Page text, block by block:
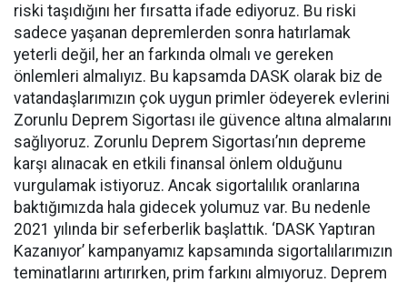
riski taşıdığını her fırsatta ifade ediyoruz. Bu riski
sadece yaşanan depremlerden sonra hatırlamak
yeterli değil, her an farkında olmalı ve gereken
önlemleri almalıyız. Bu kapsamda DASK olarak biz de
vatandaşlarımızın çok uygun primler ödeyerek evlerini
Zorunlu Deprem Sigortası ile güvence altına almalarını
sağlıyoruz. Zorunlu Deprem Sigortası’nın depreme
karşı alınacak en etkili finansal önlem olduğunu
vurgulamak istiyoruz. Ancak sigortalılık oranlarına
baktığımızda hala gidecek yolumuz var. Bu nedenle
2021 yılında bir seferberlik başlattık. ‘DASK Yaptıran
Kazanıyor’ kampanyamız kapsamında sigortalılarımızın
teminatlarını artırırken, prim farkını almıyoruz. Deprem